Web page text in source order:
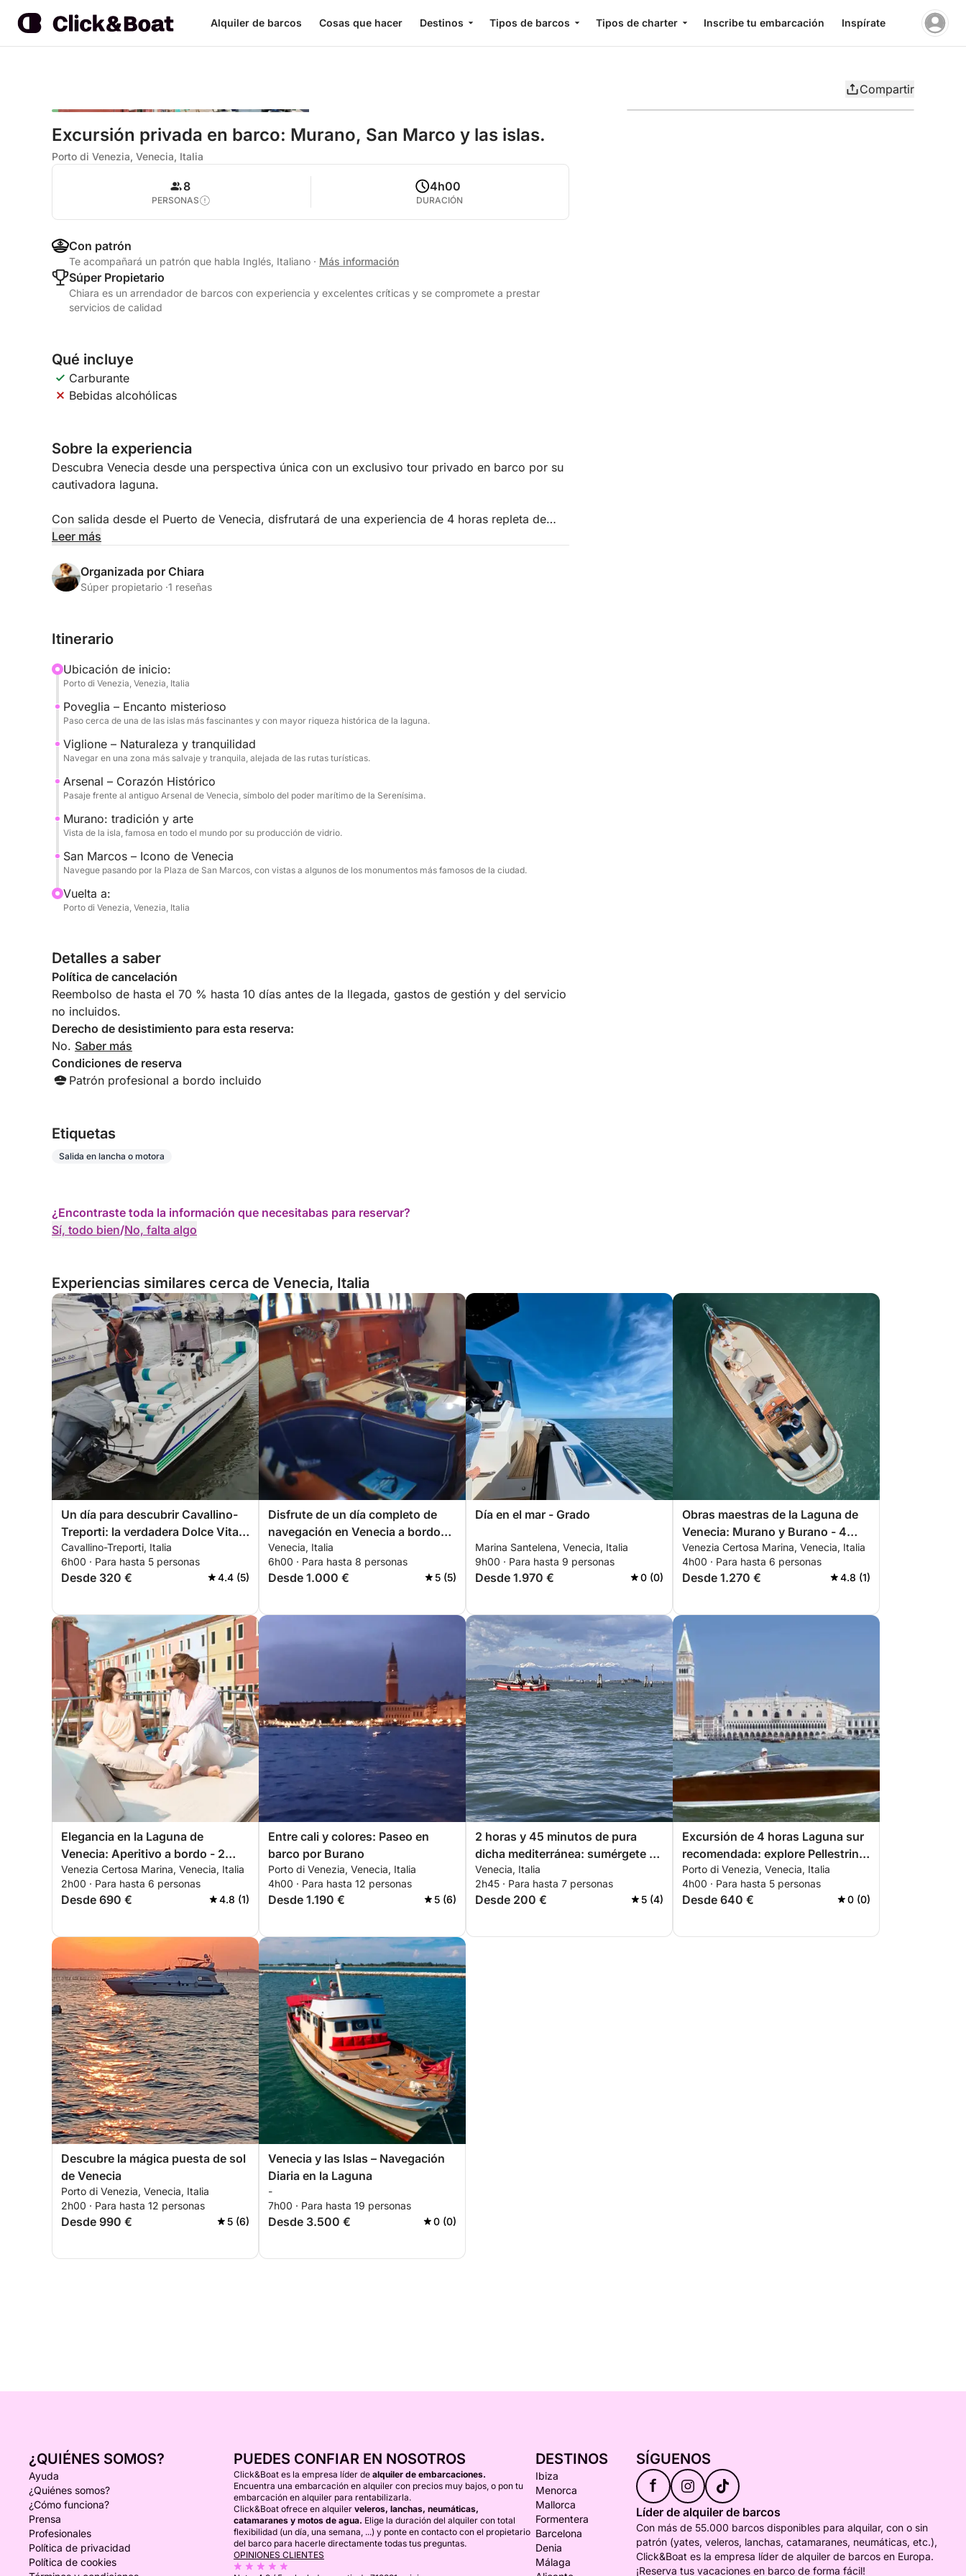
Alquiler de barcos Cosas que hacer Destinos Tipos de barcos Tipos de charter Inscribe tu embarcación Inspírate
Compartir
Excursión privada en barco: Murano, San Marco y las islas.
Porto di Venezia, Venecia, Italia
8
PERSONAS
4h00
DURACIÓN
Con patrón
Te acompañará un patrón que habla Inglés, Italiano · Más información
Súper Propietario
Chiara es un arrendador de barcos con experiencia y excelentes críticas y se compromete a prestar
servicios de calidad
Qué incluye
Carburante
Bebidas alcohólicas
Sobre la experiencia
Descubra Venecia desde una perspectiva única con un exclusivo tour privado en barco por su
cautivadora laguna.
Con salida desde el Puerto de Venecia, disfrutará de una experiencia de 4 horas repleta de
historia, cultura y vistas emblemáticas, navegando por algunas de las zonas más evocadoras
famosos como Murano y la Plaza de San Marcos, cada parada ofrece vistas inolvidables.
comodidad y libertad, ideal para parejas, familias o grupos pequeños.
Se puede adquirir a bordo un pack de bebidas (desde 160 €), que incluye una botella de
prosecco, zumos y aperitivos, perfecto para disfrutar de un momento agradable durante el
crucero.
El tour sale a las 10:00 o a las 14:00 y se realiza en italiano e inglés. El combustible y el patrón
están incluidos para que disfrute de una experiencia sin preocupaciones.
Una forma elegante y auténtica de descubrir Venecia lejos de las multitudes, directamente
desde el agua.
Leer más
Organizada por Chiara
Súper propietario ·1 reseñas
Itinerario
Ubicación de inicio:
Porto di Venezia, Venezia, Italia
Poveglia – Encanto misterioso
Paso cerca de una de las islas más fascinantes y con mayor riqueza histórica de la laguna.
Viglione – Naturaleza y tranquilidad
Navegar en una zona más salvaje y tranquila, alejada de las rutas turísticas.
Arsenal – Corazón Histórico
Pasaje frente al antiguo Arsenal de Venecia, símbolo del poder marítimo de la Serenísima.
Murano: tradición y arte
Vista de la isla, famosa en todo el mundo por su producción de vidrio.
San Marcos – Icono de Venecia
Navegue pasando por la Plaza de San Marcos, con vistas a algunos de los monumentos más famosos de la ciudad.
Vuelta a:
Porto di Venezia, Venezia, Italia
Detalles a saber
Política de cancelación
Reembolso de hasta el 70 % hasta 10 días antes de la llegada, gastos de gestión y del servicio
no incluidos.
Derecho de desistimiento para esta reserva:
No. Saber más
Condiciones de reserva
Patrón profesional a bordo incluido
Etiquetas
Salida en lancha o motora
¿Encontraste toda la información que necesitabas para reservar?
Sí, todo bien/No, falta algo
Experiencias similares cerca de Venecia, Italia
Un día para descubrir Cavallino-
Treporti: la verdadera Dolce Vita
en un barco a motor
Cavallino-Treporti, Italia
6h00 · Para hasta 5 personas
Desde 320 € 4.4 (5)
Disfrute de un día completo de
navegación en Venecia a bordo
de un velero.
Venecia, Italia
6h00 · Para hasta 8 personas
Desde 1.000 € 5 (5)
Día en el mar - Grado
Marina Santelena, Venecia, Italia
9h00 · Para hasta 9 personas
Desde 1.970 € 0 (0)
Obras maestras de la Laguna de
Venecia: Murano y Burano - 4
horas (patrón y guía privado a
bordo)
Venezia Certosa Marina, Venecia, Italia
4h00 · Para hasta 6 personas
Desde 1.270 € 4.8 (1)
Elegancia en la Laguna de
Venecia: Aperitivo a bordo - 2
horas (patrón y guía privado a
bordo)
Venezia Certosa Marina, Venecia, Italia
2h00 · Para hasta 6 personas
Desde 690 € 4.8 (1)
Entre cali y colores: Paseo en
barco por Burano
Porto di Venezia, Venecia, Italia
4h00 · Para hasta 12 personas
Desde 1.190 € 5 (6)
2 horas y 45 minutos de pura
dicha mediterránea: sumérgete en
el azul y descubre Venecia desde
las olas.
Venecia, Italia
2h45 · Para hasta 7 personas
Desde 200 € 5 (4)
Excursión de 4 horas Laguna sur
recomendada: explore Pellestrina
y Chioggia en barco.
Porto di Venezia, Venecia, Italia
4h00 · Para hasta 5 personas
Desde 640 € 0 (0)
Descubre la mágica puesta de sol
de Venecia
Porto di Venezia, Venecia, Italia
2h00 · Para hasta 12 personas
Desde 990 € 5 (6)
Venecia y las Islas – Navegación
Diaria en la Laguna
-
7h00 · Para hasta 19 personas
Desde 3.500 € 0 (0)
¿QUIÉNES SOMOS?
Ayuda
¿Quiénes somos?
¿Cómo funciona?
Prensa
Profesionales
Política de privacidad
Política de cookies
PUEDES CONFIAR EN NOSOTROS
Click&Boat es la empresa líder de alquiler de embarcaciones.
Encuentra una embarcación en alquiler con precios muy bajos, o pon tu
embarcación en alquiler para rentabilizarla.
Click&Boat ofrece en alquiler veleros, lanchas, neumáticas,
catamaranes y motos de agua. Elige la duración del alquiler con total
flexibilidad (un día, una semana, ...) y ponte en contacto con el propietario
del barco para hacerle directamente todas tus preguntas.
OPINIONES CLIENTES
DESTINOS
Ibiza
Menorca
Mallorca
Formentera
Barcelona
Denia
Málaga
SÍGUENOS
f
Líder de alquiler de barcos
Con más de 55.000 barcos disponibles para alquilar, con o sin
patrón (yates, veleros, lanchas, catamaranes, neumáticas, etc.),
Click&Boat es la empresa líder de alquiler de barcos en Europa.
¡Reserva tus vacaciones en barco de forma fácil!